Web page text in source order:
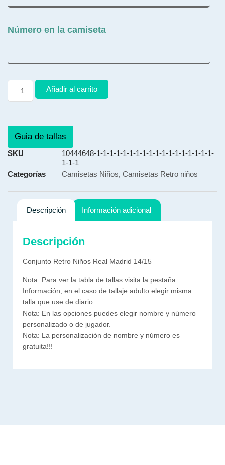
Número en la camiseta
Añadir al carrito
Guia de tallas
SKU
10444648-1-1-1-1-1-1-1-1-1-1-1-1-1-1-1-1-1-1-
1-1-1
Categorías
Camisetas Niños, Camisetas Retro niños
Descripción Información adicional
Descripción
Conjunto Retro Niños Real Madrid 14/15
Nota: Para ver la tabla de tallas visita la pestaña
Información, en el caso de tallaje adulto elegir misma
talla que use de diario.
Nota: En las opciones puedes elegir nombre y número
personalizado o de jugador.
Nota: La personalización de nombre y número es
gratuita!!!